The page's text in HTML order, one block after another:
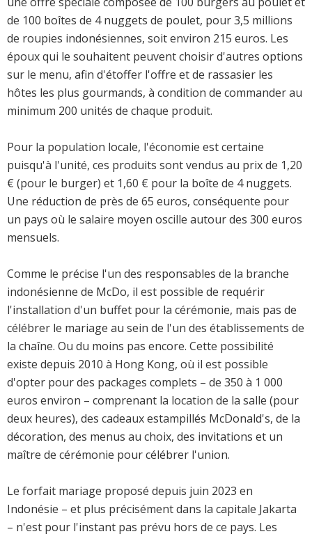
de 100 boîtes de 4 nuggets de poulet, pour 3,5 millions
de roupies indonésiennes, soit environ 215 euros. Les
époux qui le souhaitent peuvent choisir d'autres options
sur le menu, afin d'étoffer l'offre et de rassasier les
hôtes les plus gourmands, à condition de commander au
minimum 200 unités de chaque produit.
Pour la population locale, l'économie est certaine
puisqu'à l'unité, ces produits sont vendus au prix de 1,20
€ (pour le burger) et 1,60 € pour la boîte de 4 nuggets.
Une réduction de près de 65 euros, conséquente pour
un pays où le salaire moyen oscille autour des 300 euros
mensuels.
Comme le précise l'un des responsables de la branche
indonésienne de McDo, il est possible de requérir
l'installation d'un buffet pour la cérémonie, mais pas de
célébrer le mariage au sein de l'un des établissements de
la chaîne. Ou du moins pas encore. Cette possibilité
existe depuis 2010 à Hong Kong, où il est possible
d'opter pour des packages complets – de 350 à 1 000
euros environ – comprenant la location de la salle (pour
deux heures), des cadeaux estampillés McDonald's, de la
décoration, des menus au choix, des invitations et un
maître de cérémonie pour célébrer l'union.
Le forfait mariage proposé depuis juin 2023 en
Indonésie – et plus précisément dans la capitale Jakarta
– n'est pour l'instant pas prévu hors de ce pays. Les